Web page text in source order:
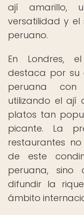
ají amarillo,
versatilidad y
peruano.
En Londres,
destaca por su
peruana con
utilizando el ají
platos tan
picante. La
restaurantes
de este
peruana, sino
difundir la
ámbito